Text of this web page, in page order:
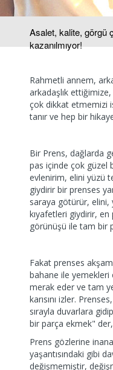
Asalet, kalite, görgü
kazanılmıyor!
Rahmetli annem,
arkadaşlık ettiğimize,
çok dikkat etmemizi
tanır ve hep bir
Bir Prens, dağlarda
pas içinde çok güzel
evlenirim, elini yüzü
giydirir bir prenses
saraya götürür, elini,
kıyafetleri giydirir, en
görünüşü ile tam bir
Fakat prenses
bahane ile yemekleri
merak eder ve tam
karısını izler.
sırayla duvarlara
bir parça ekmek"
Prens gözlerine
yaşantısındaki gibi
değişmemiştir,